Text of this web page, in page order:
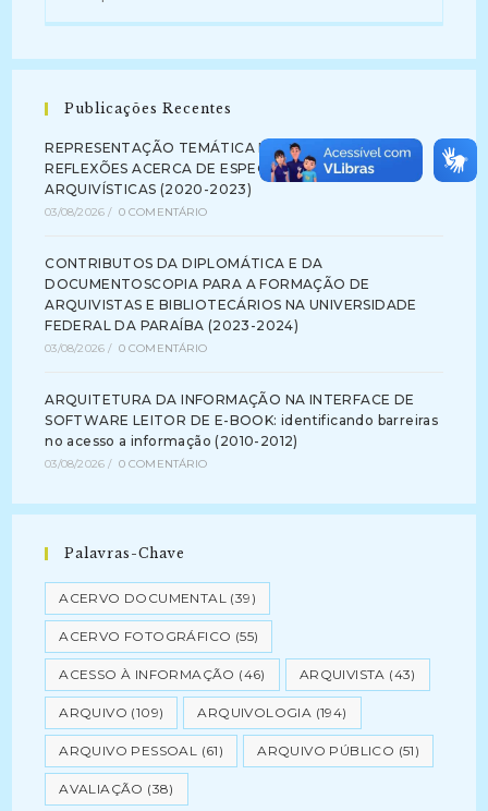
Publicações Recentes
REPRESENTAÇÃO TEMÁTICA DA INFORMAÇÃO:
REFLEXÕES ACERCA DE ESPECIFICIDADES
ARQUIVÍSTICAS (2020-2023)
03/08/2026 / 0 COMENTÁRIO
CONTRIBUTOS DA DIPLOMÁTICA E DA
DOCUMENTOSCOPIA PARA A FORMAÇÃO DE
ARQUIVISTAS E BIBLIOTECÁRIOS NA UNIVERSIDADE
FEDERAL DA PARAÍBA (2023-2024)
03/08/2026 / 0 COMENTÁRIO
ARQUITETURA DA INFORMAÇÃO NA INTERFACE DE
SOFTWARE LEITOR DE E-BOOK: identificando barreiras
no acesso a informação (2010-2012)
03/08/2026 / 0 COMENTÁRIO
Palavras-Chave
ACERVO DOCUMENTAL (39)
ACERVO FOTOGRÁFICO (55)
ACESSO À INFORMAÇÃO (46) ARQUIVISTA (43)
ARQUIVO (109) ARQUIVOLOGIA (194)
ARQUIVO PESSOAL (61) ARQUIVO PÚBLICO (51)
AVALIAÇÃO (38)